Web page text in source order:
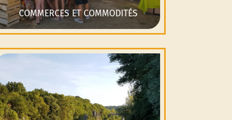
COMMERCES ET COMMODITÉS